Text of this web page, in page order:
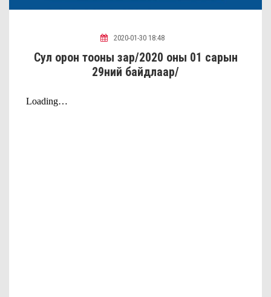
2020-01-30 18:48
Сул орон тооны зар/2020 оны 01 сарын
29ний байдлаар/